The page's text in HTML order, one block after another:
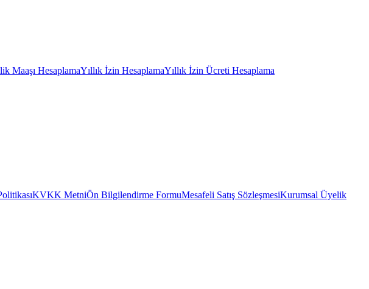
Maaşı HesaplamaYıllık İzin HesaplamaYıllık İzin Ücreti Hesaplama
KVKK MetniÖn Bilgilendirme FormuMesafeli Satış SözleşmesiKurumsal Üyelik